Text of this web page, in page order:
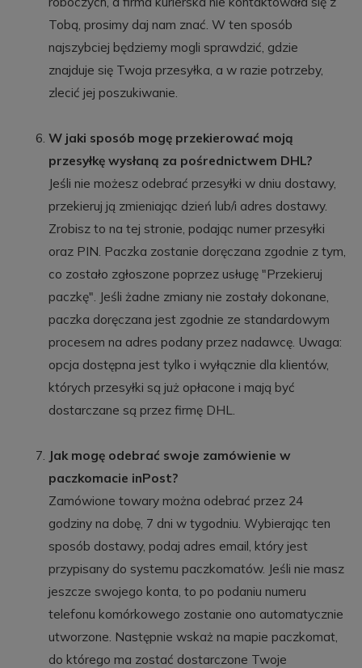
Tobą, prosimy daj nam znać. W ten sposób
najszybciej będziemy mogli sprawdzić, gdzie
znajduje się Twoja przesyłka, a w razie potrzeby,
zlecić jej poszukiwanie.
W jaki sposób mogę przekierować moją
przesyłkę wysłaną za pośrednictwem DHL?
Jeśli nie możesz odebrać przesyłki w dniu dostawy,
przekieruj ją zmieniając dzień lub/i adres dostawy.
Zrobisz to na tej stronie, podając numer przesyłki
oraz PIN. Paczka zostanie doręczana zgodnie z tym,
co zostało zgłoszone poprzez usługę "Przekieruj
paczkę". Jeśli żadne zmiany nie zostały dokonane,
paczka doręczana jest zgodnie ze standardowym
procesem na adres podany przez nadawcę. Uwaga:
opcja dostępna jest tylko i wyłącznie dla klientów,
których przesyłki są już opłacone i mają być
dostarczane są przez firmę DHL.
Jak mogę odebrać swoje zamówienie w
paczkomacie inPost?
Zamówione towary można odebrać przez 24
godziny na dobę, 7 dni w tygodniu. Wybierając ten
sposób dostawy, podaj adres email, który jest
przypisany do systemu paczkomatów. Jeśli nie masz
jeszcze swojego konta, to po podaniu numeru
telefonu komórkowego zostanie ono automatycznie
utworzone. Następnie wskaż na mapie paczkomat,
do którego ma zostać dostarczone Twoje